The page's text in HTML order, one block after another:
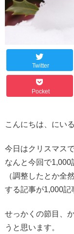
Twitter
Pocket
こんにちは、にいる
今日はクリスマス
なんと今回で1,000
（調整したとか全
する記事が1,000記
せっかくの節目、
うと思います。